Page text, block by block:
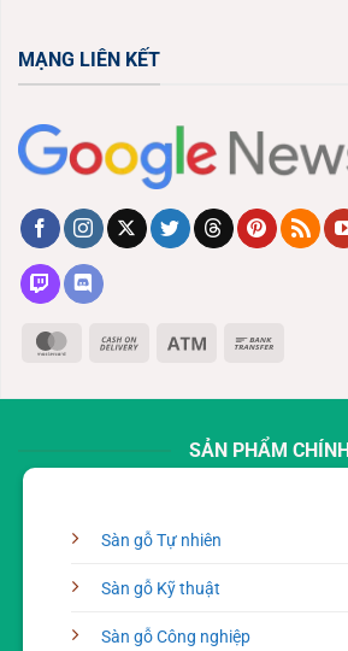
MẠNG LIÊN KẾT
MasterCard
Cash
Delivery
Atm
SẢN PHẨM CHÍNH
Sàn gỗ Tự nhiên
Sàn gỗ Kỹ thuật
Sàn gỗ Công nghiệp